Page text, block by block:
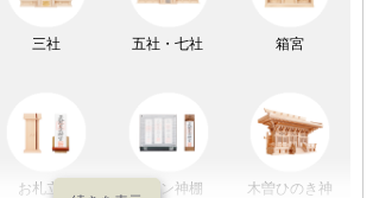
贈るセット 盆提灯単品 一対セット
三社 五社・七社 箱宮
お札立て モダン神棚
木曽ひのき神